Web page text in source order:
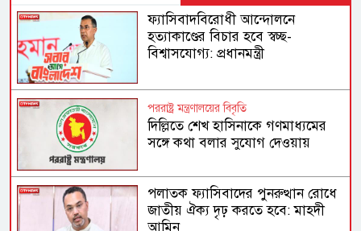
ফ্যাসিবাদবিরোধী আন্দোলনে
হত্যাকাণ্ডের বিচার হবে স্বচ্ছ-
বিশ্বাসযোগ্য: প্রধানমন্ত্রী
পররাষ্ট্র মন্ত্রণালয়ের বিবৃতি
দিল্লিতে শেখ হাসিনাকে গণমাধ্যমের
সঙ্গে কথা বলার সুযোগ দেওয়ায়
পলাতক ফ্যাসিবাদের পুনরুত্থান রোধে
জাতীয় ঐক্য দৃঢ় করতে হবে: মাহদী
আমিন